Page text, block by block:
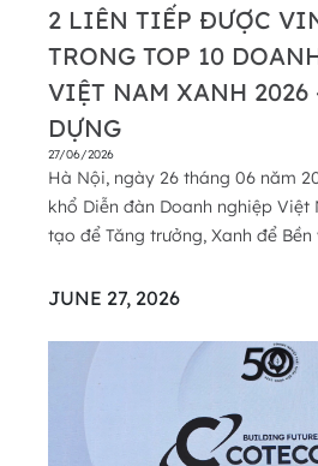
2 LIÊN TIẾP ĐƯỢC
TRONG TOP 10
VIỆT NAM XANH 2026
DỰNG
27/06/2026
Hà Nội, ngày 26 tháng 06 năm
khổ Diễn đàn Doanh nghiệp Việt
tạo để Tăng trưởng, Xanh để Bền
Doanh nghiệp ESG Việt Nam
JUNE 27, 2026